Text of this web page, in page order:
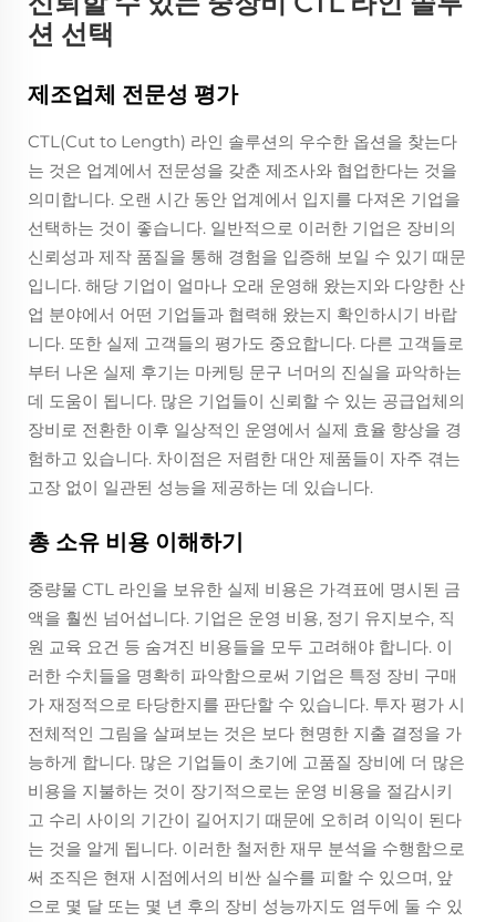
션 선택
제조업체 전문성 평가
CTL(Cut to Length) 라인 솔루션의 우수한 옵션을 찾는다
는 것은 업계에서 전문성을 갖춘 제조사와 협업한다는 것을
의미합니다. 오랜 시간 동안 업계에서 입지를 다져온 기업을
선택하는 것이 좋습니다. 일반적으로 이러한 기업은 장비의
신뢰성과 제작 품질을 통해 경험을 입증해 보일 수 있기 때문
입니다. 해당 기업이 얼마나 오래 운영해 왔는지와 다양한 산
업 분야에서 어떤 기업들과 협력해 왔는지 확인하시기 바랍
니다. 또한 실제 고객들의 평가도 중요합니다. 다른 고객들로
부터 나온 실제 후기는 마케팅 문구 너머의 진실을 파악하는
데 도움이 됩니다. 많은 기업들이 신뢰할 수 있는 공급업체의
장비로 전환한 이후 일상적인 운영에서 실제 효율 향상을 경
험하고 있습니다. 차이점은 저렴한 대안 제품들이 자주 겪는
고장 없이 일관된 성능을 제공하는 데 있습니다.
총 소유 비용 이해하기
중량물 CTL 라인을 보유한 실제 비용은 가격표에 명시된 금
액을 훨씬 넘어섭니다. 기업은 운영 비용, 정기 유지보수, 직
원 교육 요건 등 숨겨진 비용들을 모두 고려해야 합니다. 이
러한 수치들을 명확히 파악함으로써 기업은 특정 장비 구매
가 재정적으로 타당한지를 판단할 수 있습니다. 투자 평가 시
전체적인 그림을 살펴보는 것은 보다 현명한 지출 결정을 가
능하게 합니다. 많은 기업들이 초기에 고품질 장비에 더 많은
비용을 지불하는 것이 장기적으로는 운영 비용을 절감시키
고 수리 사이의 기간이 길어지기 때문에 오히려 이익이 된다
는 것을 알게 됩니다. 이러한 철저한 재무 분석을 수행함으로
써 조직은 현재 시점에서의 비싼 실수를 피할 수 있으며, 앞
으로 몇 달 또는 몇 년 후의 장비 성능까지도 염두에 둘 수 있